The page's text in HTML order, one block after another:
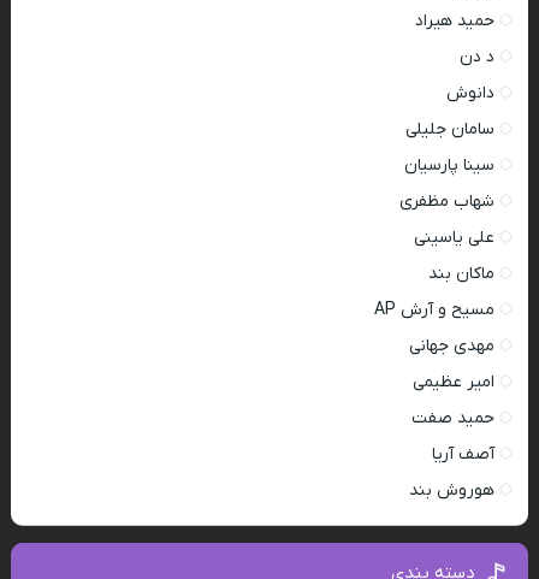
حمید هیراد
د دن
دانوش
سامان جلیلی
سینا پارسیان
شهاب مظفری
علی یاسینی
ماکان بند
مسیح و آرش AP
مهدی جهانی
امیر عظیمی
حمید صفت
آصف آریا
هوروش بند
دسته بندی